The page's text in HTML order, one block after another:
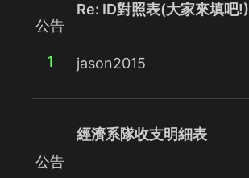
公告
1
Re: ID對照表(大家來填吧!)
jason2015
公告
經濟系隊收支明細表